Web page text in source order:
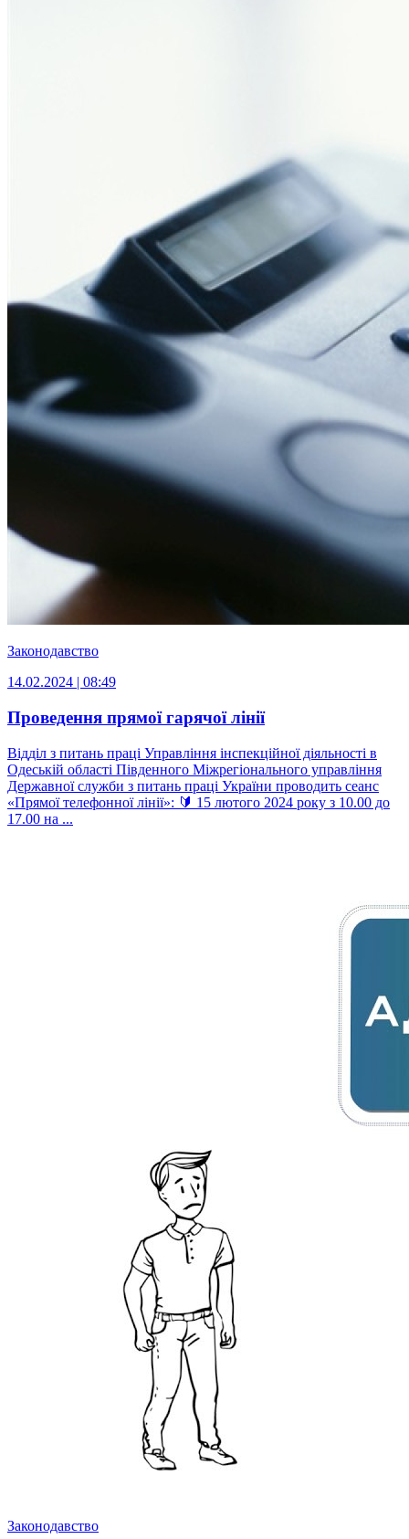
Законодавство
14.02.2024 | 08:49
Проведення прямої гарячої лінії
Відділ з питань праці Управління інспекційної діяльності в
Одеській області Південного Міжрегіонального управління
Державної служби з питань праці України проводить сеанс
«Прямої телефонної лінії»: 🔰 15 лютого 2024 року з 10.00 до
17.00 на ...
Законодавство